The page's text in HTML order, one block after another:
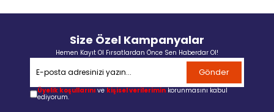
Size Özel Kampanyalar
Hemen Kayıt Ol Fırsatlardan Önce Sen Haberdar Ol!
Gönder
Üyelik koşullarını ve kişisel verilerimin korunmasını kabul
ediyorum.